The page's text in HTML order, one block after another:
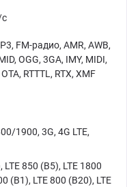
FM-радио, AMR, AWB,
OGG, 3GA, IMY, MIDI,
RTTTL, RTX, XMF
1900, 3G, 4G LTE,
LTE 850 (B5), LTE 1800
(B1), LTE 800 (B20), LTE